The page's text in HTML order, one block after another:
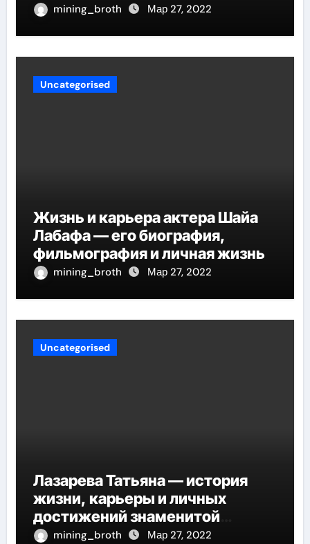
mining_broth Мар 27, 2022
Uncategorised
Жизнь и карьера актера Шайа
Лабафа — его биография,
фильмография и личная жизнь
mining_broth Мар 27, 2022
Uncategorised
Лазарева Татьяна — история
жизни, карьеры и личных
достижений знаменитой
актрисы, восходящей на олимп
mining_broth Мар 27, 2022